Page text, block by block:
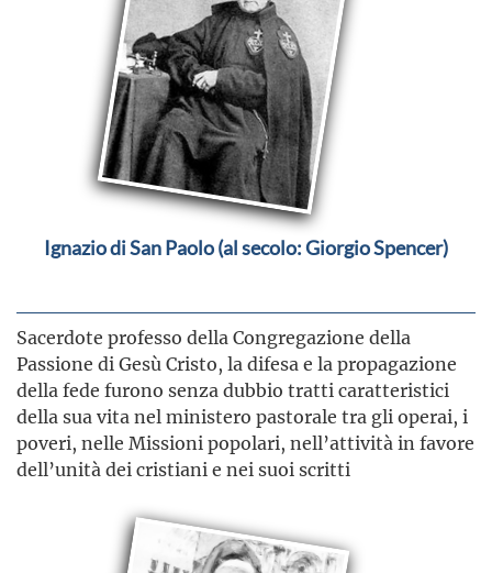
Ignazio di San Paolo (al secolo: Giorgio Spencer)
Sacerdote professo della Congregazione della
Passione di Gesù Cristo, la difesa e la propagazione
della fede furono senza dubbio tratti caratteristici
della sua vita nel ministero pastorale tra gli operai, i
poveri, nelle Missioni popolari, nell’attività in favore
dell’unità dei cristiani e nei suoi scritti